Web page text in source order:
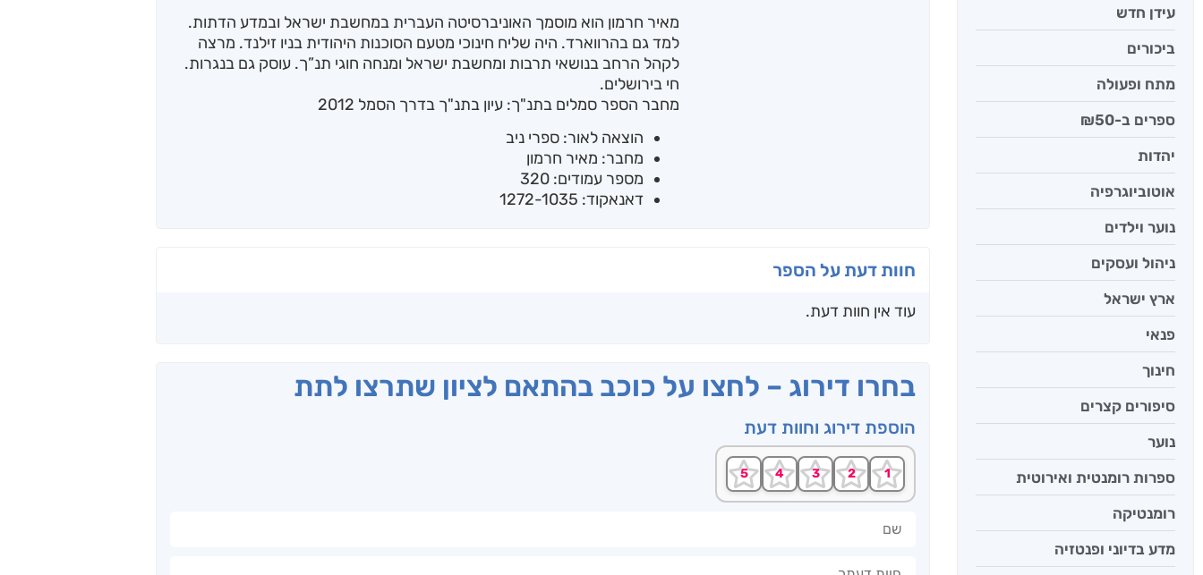
עידן חדש
ביכורים
מתח ופעולה
ספרים ב-₪50
יהדות
אוטוביוגרפיה
נוער וילדים
ניהול ועסקים
ארץ ישראל
פנאי
חינוך
סיפורים קצרים
נוער
ספרות רומנטית ואירוטית
רומנטיקה
מדע בדיוני ופנטזיה
מאיר חרמון הוא מוסמך האוניברסיטה העברית במחשבת ישראל ובמדע הדתות.
למד גם בהרווארד. היה שליח חינוכי מטעם הסוכנות היהודית בניו זילנד. מרצה
לקהל הרחב בנושאי תרבות ומחשבת ישראל ומנחה חוגי תנ”ך. עוסק גם בנגרות.
חי בירושלים.
מחבר הספר סמלים בתנ"ך: עיון בתנ"ך בדרך הסמל 2012
הוצאה לאור: ספרי ניב
מחבר: מאיר חרמון
מספר עמודים: 320
דאנאקוד: 1272-1035
חוות דעת על הספר
עוד אין חוות דעת.
בחרו דירוג – לחצו על כוכב בהתאם לציון שתרצו לתת
הוספת דירוג וחוות דעת